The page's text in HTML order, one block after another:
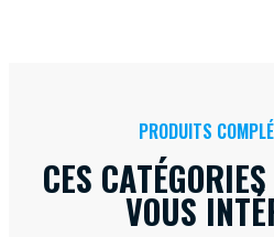
PRODUITS
CES
VOUS